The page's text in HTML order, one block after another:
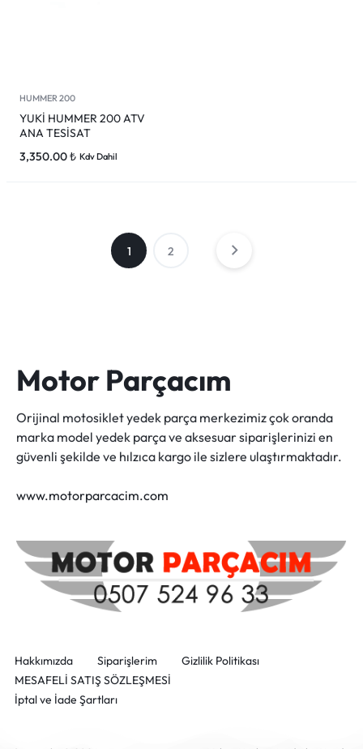
HUMMER 200
YUKİ HUMMER 200 ATV
ANA TESİSAT
3,350.00₺ Kdv Dahil
1 2
Motor Parçacım
Orijinal motosiklet yedek parça merkezimiz çok oranda
marka model yedek parça ve aksesuar siparişlerinizi en
güvenli şekilde ve hılzıca kargo ile sizlere ulaştırmaktadır.
www.motorparcacim.com
Hakkımızda Siparişlerim
Gizlilik Politikası
MESAFELİ SATIŞ SÖZLEŞMESİ
İptal ve İade Şartları